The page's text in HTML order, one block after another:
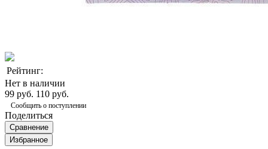
Рейтинг:
Нет в наличии
99 руб. 110 руб.
Сообщить о поступлении
Поделиться
Сравнение
Избранное